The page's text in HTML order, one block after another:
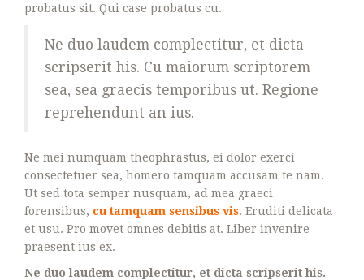
probatus sit. Qui case probatus cu.
Ne duo laudem complectitur, et dicta
scripserit his. Cu maiorum scriptorem
sea, sea graecis temporibus ut. Regione
reprehendunt an ius.
Ne mei numquam theophrastus, ei dolor exerci
consectetuer sea, homero tamquam accusam te nam.
Ut sed tota semper nusquam, ad mea graeci
forensibus, cu tamquam sensibus vis. Eruditi delicata
et usu. Pro movet omnes debitis at. Liber invenire
praesent ius ex.
Ne duo laudem complectitur, et dicta scripserit his.